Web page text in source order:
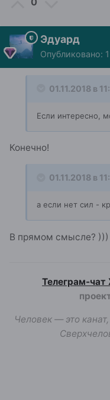
Эдуард
Опубликовано:
01.11.2018 в
Если интересно,
Конечно!
01.11.2018 в
а если нет сил -
В прямом смысле? )))
Телеграм-
Человек — это